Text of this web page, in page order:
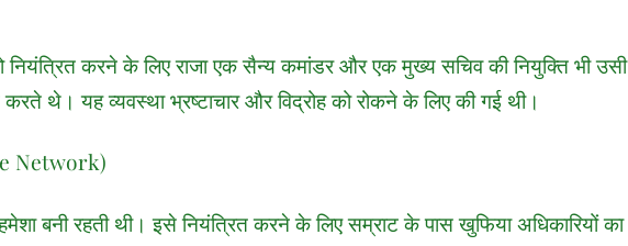
करने के लिए राजा एक सैन्य कमांडर और एक मुख्य सचिव की नियुक्ति भी उसी
करते थे। यह व्यवस्था भ्रष्टाचार और विद्रोह को रोकने के लिए की गई थी।
Network)
बनी रहती थी। इसे नियंत्रित करने के लिए सम्राट के पास खुफिया अधिकारियों का